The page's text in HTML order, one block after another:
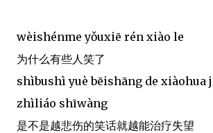
wèishénme yǒuxiē rén xiào le
为什么有些人笑了
shìbushì yuè bēishāng de xiàohua
zhìliáo shīwàng
是不是越悲伤的笑话就越能治疗失望